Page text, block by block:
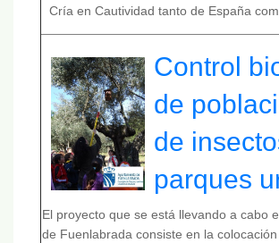
Cría en Cautividad tanto de España
Control
de
de
parques
El proyecto que se está llevando a cabo
de Fuenlabrada consiste en la